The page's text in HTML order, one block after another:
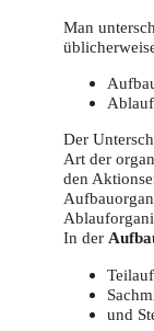
Man
Der
Art der
den
In der
und